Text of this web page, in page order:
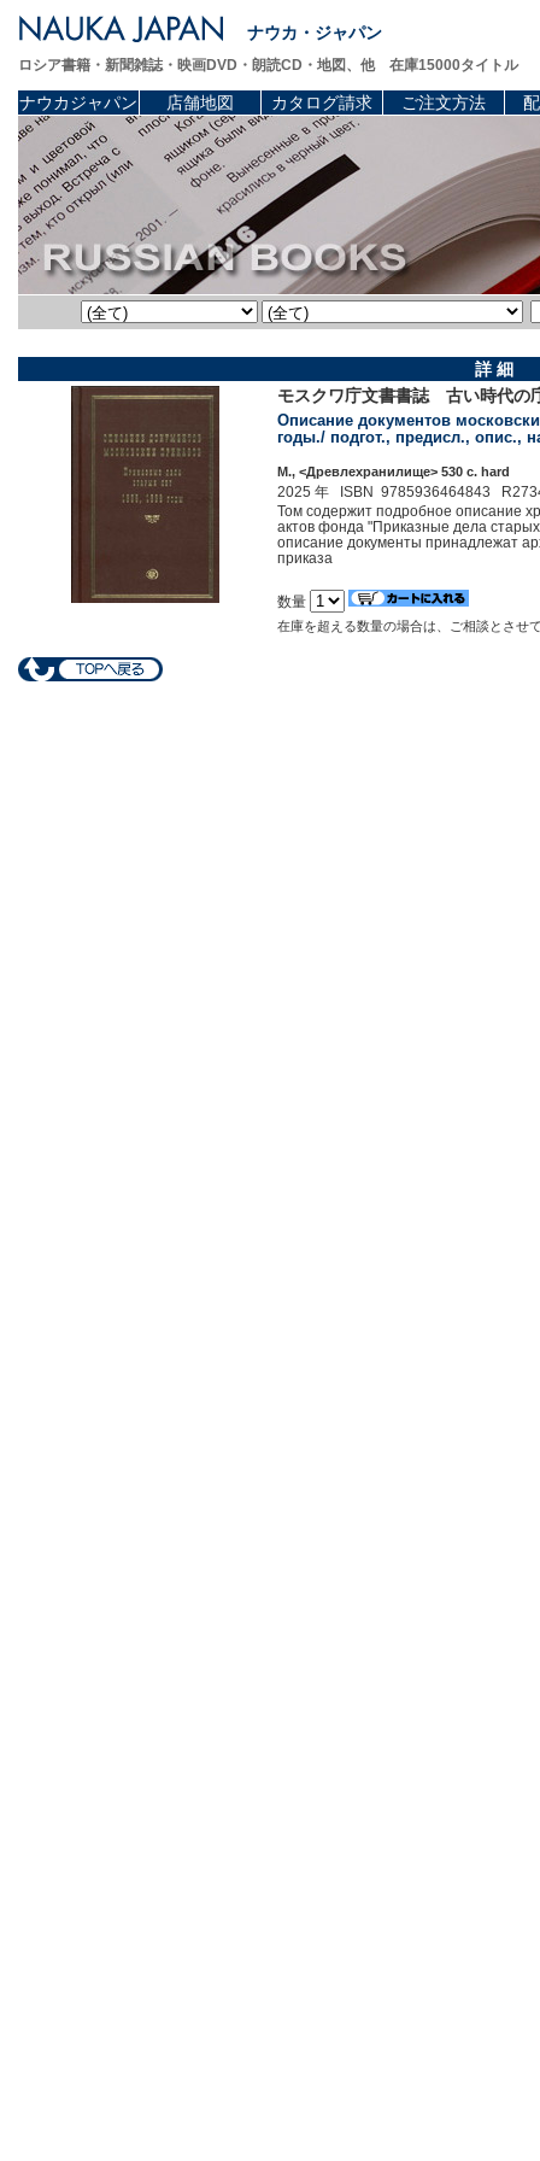
ナウカ・ジャパン
ロシア書籍・新聞雑誌・映画DVD・朗読CD・地図、他 在庫15000タイトル
ナウカジャパン 店舗地図 カタログ請求 ご注文方法
詳 細
モスクワ庁文書書誌 古い時代
Описание документов
годы./ подгот., предисл., опис.,
М., <Древлехранилище> 530 c. hard
2025 年 ISBN 9785936464843
Том содержит подробное описание
актов фонда "Приказные дела
описание документы принадлежат
приказа
数量
在庫を超える数量の場合は、ご相談とさせ